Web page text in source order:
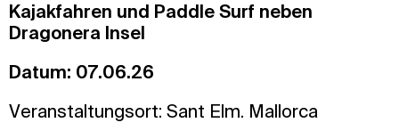
Kajakfahren und Paddle Surf neben
Dragonera Insel
Datum: 07.06.26
Veranstaltungsort: Sant Elm. Mallorca